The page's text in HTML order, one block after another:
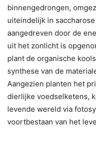
binnengedrongen,
uiteindelijk in
aangedreven door de
uit het zonlicht is
plant de organische
synthese van de
Aangezien planten het
dierlijke voedselketens,
levende wereld via
voortbestaan van het